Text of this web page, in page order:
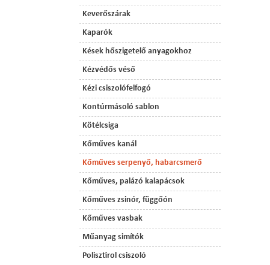
Keverőszárak
Kaparók
Kések hőszigetelő anyagokhoz
Kézvédős véső
Kézi csiszolófelfogó
Kontúrmásoló sablon
Kötélcsiga
Kőműves kanál
Kőműves serpenyő, habarcsmerő
Kőműves, palázó kalapácsok
Kőműves zsinór, függőón
Kőműves vasbak
Műanyag simítók
Polisztirol csiszoló